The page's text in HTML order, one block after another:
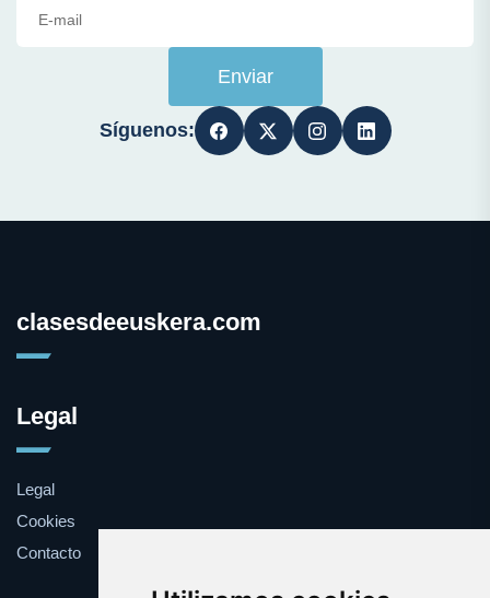
Enviar
Síguenos:
clasesdeeuskera.com
Legal
Legal
Cookies
Contacto